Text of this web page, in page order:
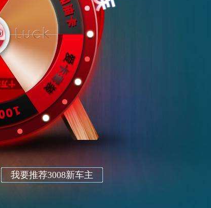
我要推荐3008新车主